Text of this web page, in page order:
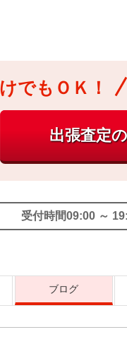
でもＯＫ！
受付時間09:00 ～
ブログ